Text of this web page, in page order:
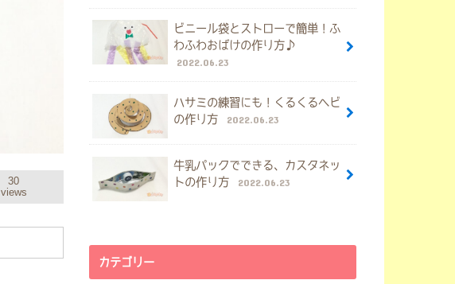
30
views
ビニール袋とストローで簡単！ふ
わふわおばけの作り方♪
2022.06.23
ハサミの練習にも！くるくるヘビ
の作り方
2022.06.23
牛乳パックでできる、カスタネッ
トの作り方
2022.06.23
カテゴリー